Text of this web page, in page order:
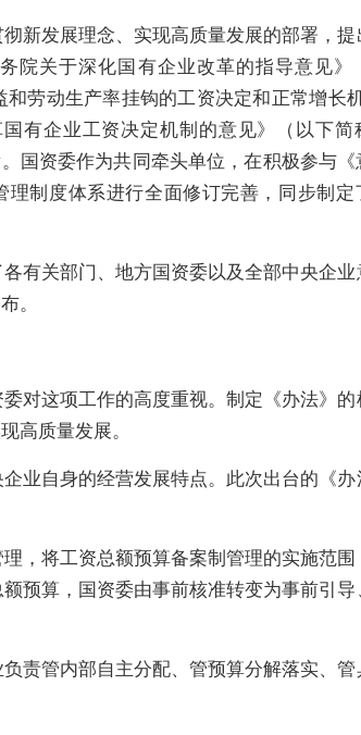
新发展理念、实现高质量发展的部署，提
院关于深化国有企业改革的指导意见》
劳动生产率挂钩的工资决定和正常增长
有企业工资决定机制的意见》（以下简
国资委作为共同牵头单位，在积极参与《
制度体系进行全面修订完善，同步制定
有关部门、地方国资委以及全部中央企业
。
对这项工作的高度重视。制定《办法》的
高质量发展。
业自身的经营发展特点。此次出台的《办
，将工资总额预算备案制管理的实施范围
预算，国资委由事前核准转变为事前引导
责管内部自主分配、管预算分解落实、管